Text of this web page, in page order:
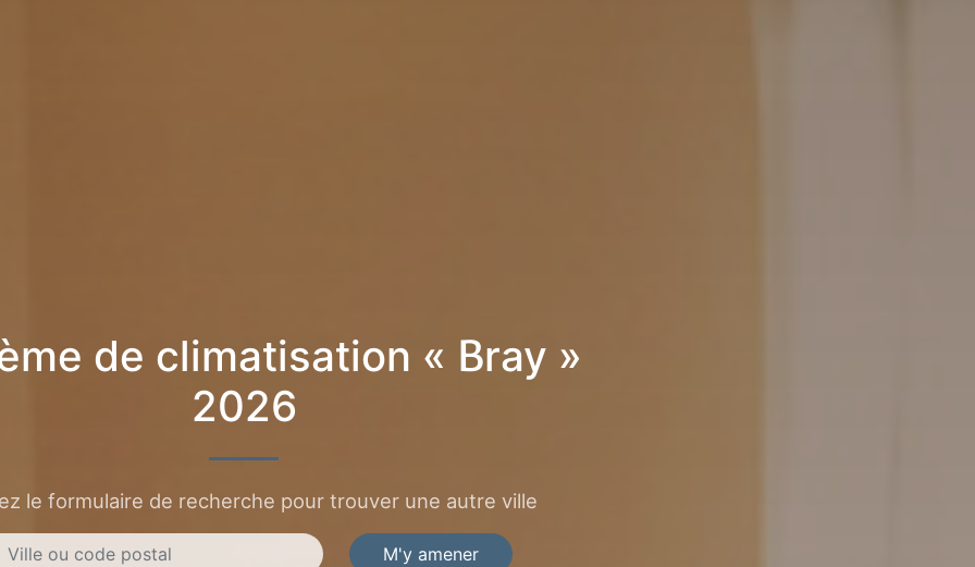
de climatisation « Bray »
2026
le formulaire de recherche pour trouver une autre ville
M'y amener